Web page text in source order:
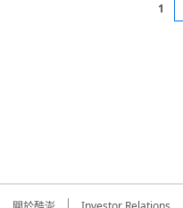
1